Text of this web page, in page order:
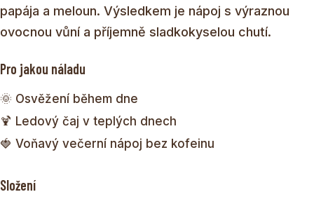
papája a meloun. Výsledkem je nápoj s výraznou
ovocnou vůní a příjemně sladkokyselou chutí.
Pro jakou náladu
🌞 Osvěžení během dne
🍹 Ledový čaj v teplých dnech
🍓 Voňavý večerní nápoj bez kofeinu
Složení